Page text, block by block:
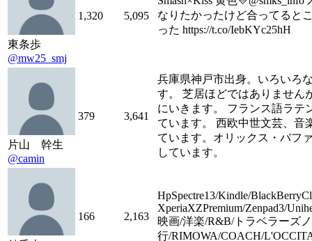
東条歩
@mw25_smj
1,320 5,095
なりたかったけど合ってると
った https://t.co/IebKYc25hH
片山 幹生
@camin
379 3,641
兵庫県神戸市出身。いろいろ
す。 芝居ほどではありません
にいきます。 フランス語ラテ
ています。 西欧中世文芸、音
ています。オリックス・バフ
しています。
166 2,163
HpSpectre13/Kindle/
XperiaXZPremium/Zenpad3/
映画/洋楽/R&B/トラベラーズ
行/RIMOWA/COACH/